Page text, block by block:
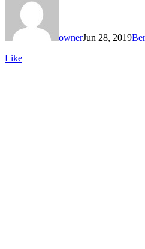
ownerJun 28, 2019
Like